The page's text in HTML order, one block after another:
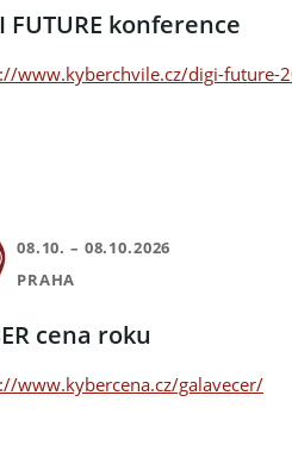
FUTURE konference
www.kyberchvile.cz/digi-future-
08.10. – 08.10.2026
PRAHA
cena roku
www.kybercena.cz/galavecer/